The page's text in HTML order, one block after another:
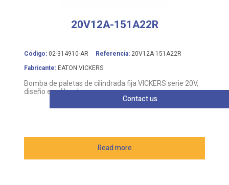
20V12A-151A22R
Código: 02-314910-AR Referencia: 20V12A-151A22R
Fabricante: EATON VICKERS
Bomba de paletas de cilindrada fija VICKERS serie 20V,
diseño equilibrado
Read more
Contact us